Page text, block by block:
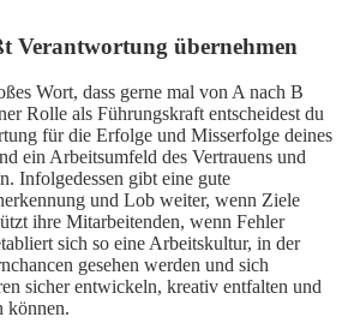
Verantwortung übernehmen
Wort, dass gerne mal von A nach B
Rolle als Führungskraft entscheidest du
für die Erfolge und Misserfolge deines
ein Arbeitsumfeld des Vertrauens und
Infolgedessen gibt eine gute
und Lob weiter, wenn Ziele
ihre Mitarbeitenden, wenn Fehler
sich so eine Arbeitskultur, in der
gesehen werden und sich
sicher entwickeln, kreativ entfalten und
können.